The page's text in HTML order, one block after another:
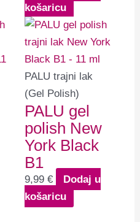
košaricu
PALU trajni lak
(Gel Polish)
PALU gel
polish New
York Black
B1
9,99 €
Dodaj u
košaricu